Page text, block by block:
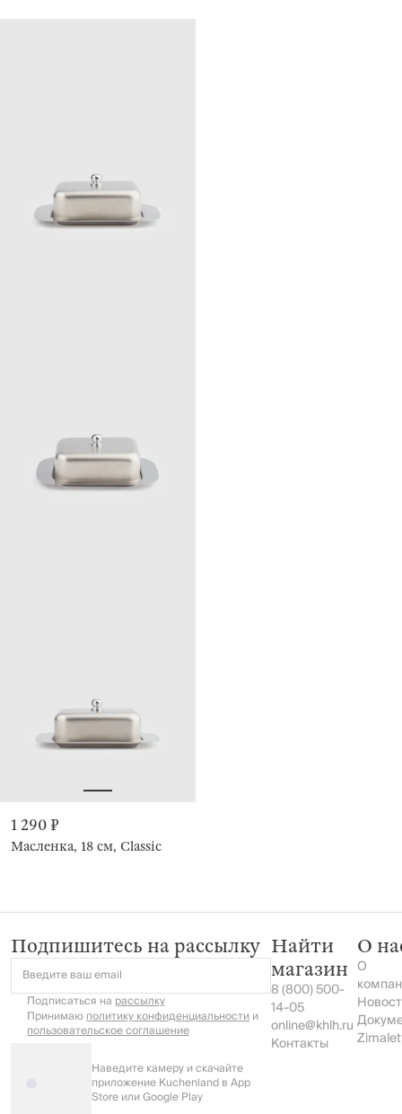
1 290 ₽
Масленка, 18 см, Classic
Подпишитесь на рассылку
Введите ваш email
Подписаться на рассылку
Принимаюполитику конфиденциальностии
пользовательское соглашение
Наведите камеру и скачайте
приложение Kuchenland в App
Store или Google Play
Найти
магазин
8 (800) 500-
14-05
online@khlh.ru
Контакты
О
О